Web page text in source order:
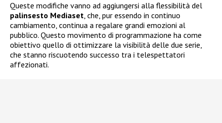
Queste modifiche vanno ad aggiungersi alla flessibilità del
palinsesto Mediaset, che, pur essendo in continuo
cambiamento, continua a regalare grandi emozioni al
pubblico. Questo movimento di programmazione ha come
obiettivo quello di ottimizzare la visibilità delle due serie,
che stanno riscuotendo successo tra i telespettatori
affezionati.